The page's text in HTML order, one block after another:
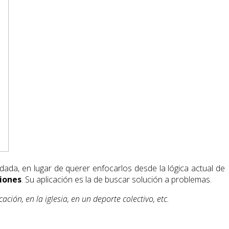
en lugar de querer enfocarlos desde la lógica actual de
. Su aplicación es la de buscar solución a problemas.
en la iglesia, en un deporte colectivo, etc.